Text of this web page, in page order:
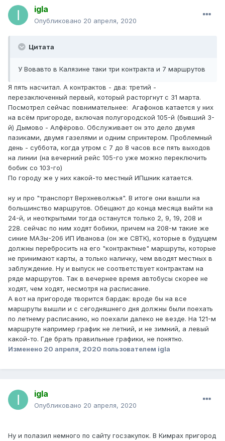
igla
Опубликовано 20 апреля, 2020
Цитата
У Вовавто в Калязине таки три контракта и 7 маршрутов
Я пять насчитал. А контрактов - два: третий -
перезаключенный первый, который расторгнут с 31 марта.
Посмотрел сейчас повнимательнее: Агафонов катается у них
на всём пригороде, включая полугородской 105-й (бывший 3-
й) Дымово - Алфёрово. Обслуживает он это дело двумя
пазиками, двумя газелями и одним спринтером. Проблемный
день - суббота, когда утром с 7 до 8 часов все пять выходов
на линии (на вечерний рейс 105-го уже можно переключить
бобик со 103-го)
По городу же у них какой-то местный ИПшник катается.
ну и про "транспорт Верхневолжья". В итоге они вышли на
большинство маршрутов. Обещают до конца месяца выйти на
24-й, и неоткрытыми тогда останутся только 2, 9, 19, 208 и
228. сейчас по ним ходят бобики, причем на 208-м такие же
синие МАЗы-206 ИП Иванова (он же СВТК), которые в будущем
должны перебросить на его "контрактные" маршруты, которые
не принимают карты, а только наличку, чем вводят местных в
заблуждение. Ну и выпуск не соответствует контрактам на
ряде маршрутов. Так в вечернее время автобусы скорее не
ходят, чем ходят, несмотря на расписание.
А вот на пригороде творится бардак: вроде бы на все
маршруты вышли и с сегодняшнего дня должны были поехать
по летнему расписанию, но поехали далеко не везде. На 121-м
маршруте например график не летний, и не зимний, а левый
какой-то. Где брать правильные графики, не понятно.
Изменено 20 апреля, 2020 пользователем igla
igla
Опубликовано 20 апреля, 2020
Ну и полазил немного по сайту госзакупок. В Кимрах пригород